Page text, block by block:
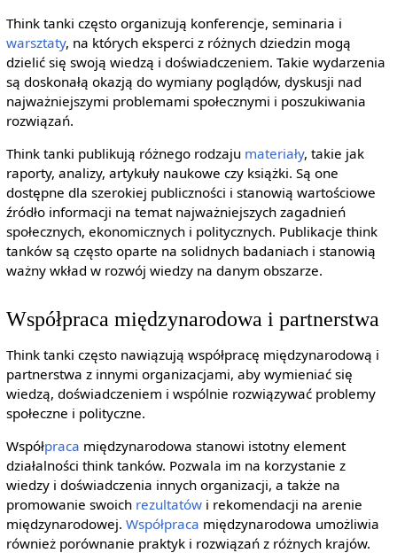
Think tanki często organizują konferencje, seminaria i
warsztaty, na których eksperci z różnych dziedzin mogą
dzielić się swoją wiedzą i doświadczeniem. Takie wydarzenia
są doskonałą okazją do wymiany poglądów, dyskusji nad
najważniejszymi problemami społecznymi i poszukiwania
rozwiązań.
Think tanki publikują różnego rodzaju materiały, takie jak
raporty, analizy, artykuły naukowe czy książki. Są one
dostępne dla szerokiej publiczności i stanowią wartościowe
źródło informacji na temat najważniejszych zagadnień
społecznych, ekonomicznych i politycznych. Publikacje think
tanków są często oparte na solidnych badaniach i stanowią
ważny wkład w rozwój wiedzy na danym obszarze.
Współpraca międzynarodowa i partnerstwa
Think tanki często nawiązują współpracę międzynarodową i
partnerstwa z innymi organizacjami, aby wymieniać się
wiedzą, doświadczeniem i wspólnie rozwiązywać problemy
społeczne i polityczne.
Współpraca międzynarodowa stanowi istotny element
działalności think tanków. Pozwala im na korzystanie z
wiedzy i doświadczenia innych organizacji, a także na
promowanie swoich rezultatówi rekomendacji na arenie
międzynarodowej. Współpraca międzynarodowa umożliwia
również porównanie praktyk i rozwiązań z różnych krajów.